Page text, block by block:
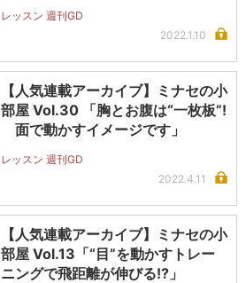
レッスン 週刊GD
2022.1.10
【人気連載アーカイブ】ミナセの小
部屋 Vol.30 「胸とお腹は“一枚板”!
面で動かすイメージです」
レッスン 週刊GD
2022.4.11
【人気連載アーカイブ】ミナセの小
部屋 Vol.13「“目”を動かすトレー
ニングで飛距離が伸びる!?」